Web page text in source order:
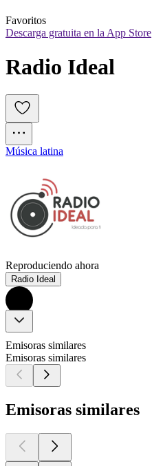
Favoritos
Descarga gratuita en la App Store
Música latina
Reproduciendo ahora
Radio Ideal
Emisoras similares
Emisoras similares
Emisoras similares